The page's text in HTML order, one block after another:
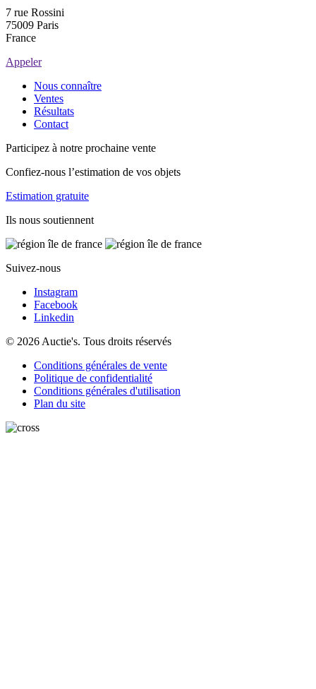
7 rue Rossini
75009 Paris
France
Appeler
Nous connaître
Ventes
Résultats
Contact
Participez à notre prochaine vente
Confiez-nous l’estimation de vos objets
Estimation gratuite
Ils nous soutiennent
Suivez-nous
Instagram
Facebook
Linkedin
© 2026 Auctie's. Tous droits réservés
Conditions générales de vente
Politique de confidentialité
Conditions générales d'utilisation
Plan du site